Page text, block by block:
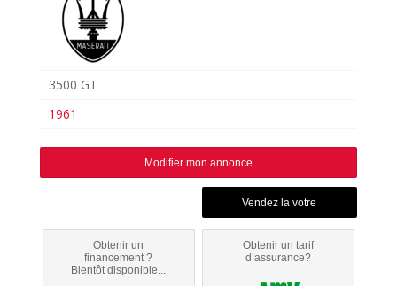
3500 GT
1961
Modifier mon annonce
Obtenir un
financement ?
Bientôt disponible...
Obtenir un tarif
d’assurance?